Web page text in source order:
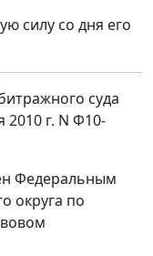
силу со дня его
суда
2010 г. N Ф10-
Федеральным
округа по